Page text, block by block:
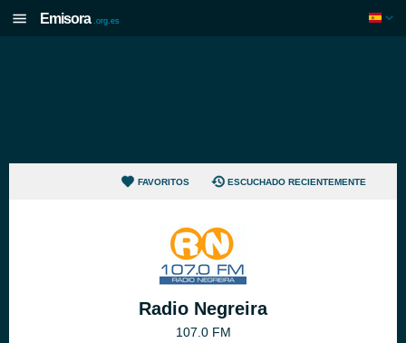
Emisora .org.es
FAVORITOS ESCUCHADO RECIENTEMENTE
Radio Negreira
107.0 FM